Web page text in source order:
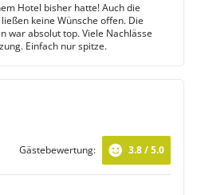
Hotel bisher hatte! Auch die
keine Wünsche offen. Die
war absolut top. Viele Nachlässe
Einfach nur spitze.
Gästebewertung: 3.8 / 5.0